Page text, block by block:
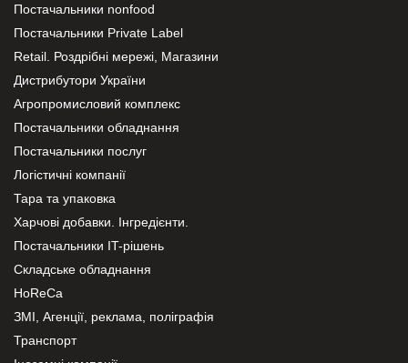
Постачальники nonfood
Постачальники Private Label
Retail. Роздрібні мережі, Магазини
Дистрибутори України
Агропромисловий комплекс
Постачальники обладнання
Постачальники послуг
Логістичні компанії
Тара та упаковка
Харчові добавки. Інгредієнти.
Постачальники IT-рішень
Складське обладнання
HoReCa
ЗМІ, Агенції, реклама, поліграфія
Транспорт